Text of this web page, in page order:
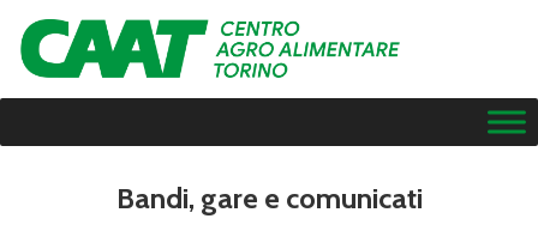
Bandi, gare e comunicati